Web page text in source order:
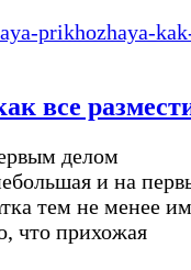
все
делом
и на
тем не менее
что прихожая